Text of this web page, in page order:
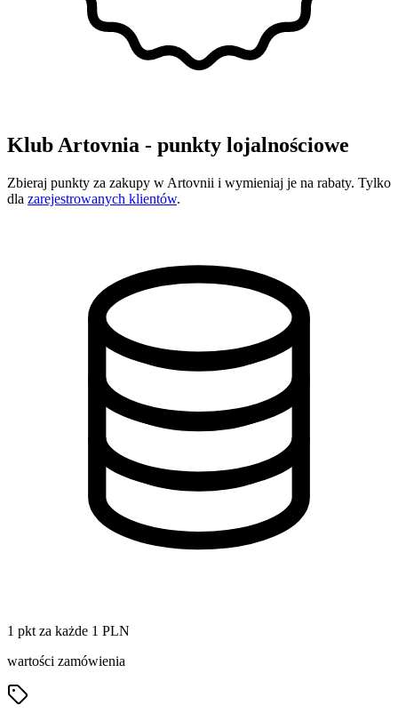
Klub Artovnia - punkty lojalnościowe
Zbieraj punkty za zakupy w Artovnii i wymieniaj je na rabaty. Tylko
dla zarejestrowanych klientów.
1 pkt za każde 1 PLN
wartości zamówienia